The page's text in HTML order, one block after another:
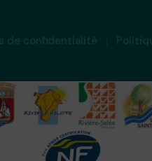
de confidentialité